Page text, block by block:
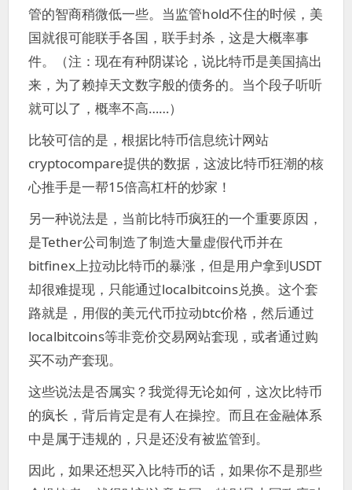
管的智商稍微低一些。当监管hold不住的时候，美
国就很可能联手各国，联手封杀，这是大概率事
件。（注：现在有种阴谋论，说比特币是美国搞出
来，为了赖掉天文数字般的债务的。当个段子听听
就可以了，概率不高……）
比较可信的是，根据比特币信息统计网站
cryptocompare提供的数据，这波比特币狂潮的核
心推手是一帮15倍高杠杆的炒家！
另一种说法是，当前比特币疯狂的一个重要原因，
是Tether公司制造了制造大量虚假代币并在
bitfinex上拉动比特币的暴涨，但是用户拿到USDT
却很难提现，只能通过localbitcoins兑换。这个套
路就是，用假的美元代币拉动btc价格，然后通过
localbitcoins等非竞价交易网站套现，或者通过购
买不动产套现。
这些说法是否属实？我觉得无论如何，这次比特币
的疯长，背后肯定是有人在操控。而且在金融体系
中是属于违规的，只是还没有被监管到。
因此，如果还想买入比特币的话，如果你不是那些